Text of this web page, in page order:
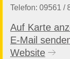
Telefon: 09561 /
Auf Karte
E-Mail
Website